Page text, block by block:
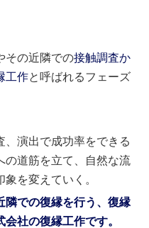
その近隣での接触調査か
工作と呼ばれるフェーズ
、演出で成功率をできる
の道筋を立て、自然な流
を変えていく。
隣での復縁を行う、復縁
社の復縁工作です。